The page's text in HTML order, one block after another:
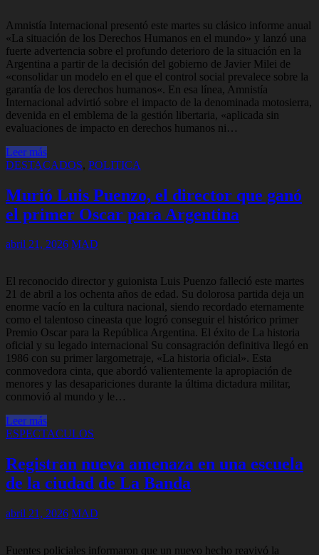
Amnistía Internacional presentó este martes su clásico informe anual
«La situación de los Derechos Humanos en el mundo» y lanzó una
fuerte advertencia sobre el profundo deterioro de la situación en la
Argentina a partir de la decisión del gobierno de Javier Milei de
«consolidar un modelo en el que el control social prevalece sobre la
garantía de los derechos humanos«. En esa línea, Amnistía
Internacional advirtió sobre el impacto de la denominada motosierra,
devenida en el emblema de la gestión libertaria, «aplicada sin
evaluaciones de impacto en derechos humanos ni…
Leer más
DESTACADOS, POLITICA
Murió Luis Puenzo, el director que ganó
el primer Oscar para Argentina
abril 21, 2026 MAD
El reconocido director y guionista Luis Puenzo falleció este martes
21 de abril a los ochenta años de edad. Su dolorosa partida deja un
enorme vacío en la cultura nacional, siendo recordado eternamente
como el talentoso cineasta que logró conseguir el histórico primer
Premio Oscar para la República Argentina. El éxito de La historia
oficial y su legado internacional Su consagración definitiva llegó en
1986 con su primer largometraje, «La historia oficial». Esta
conmovedora cinta, que abordó valientemente la apropiación de
menores y las desapariciones durante la última dictadura militar,
conmovió al mundo y le…
Leer más
ESPECTACULOS
Registran nueva amenaza en una escuela
de la ciudad de La Banda
abril 21, 2026 MAD
Fuentes policiales informaron que un nuevo hecho reavivó la